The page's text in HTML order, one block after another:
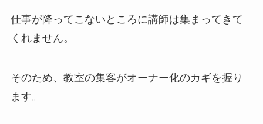
仕事が降ってこないところに講師は集まってきて
くれません。
そのため、教室の集客がオーナー化のカギを握り
ます。